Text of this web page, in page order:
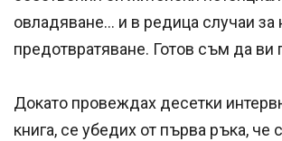
овладяване… и в редица случаи за
предотвратяване. Готов съм да ви
Докато провеждах десетки
книга, се убедих от първа ръка, че